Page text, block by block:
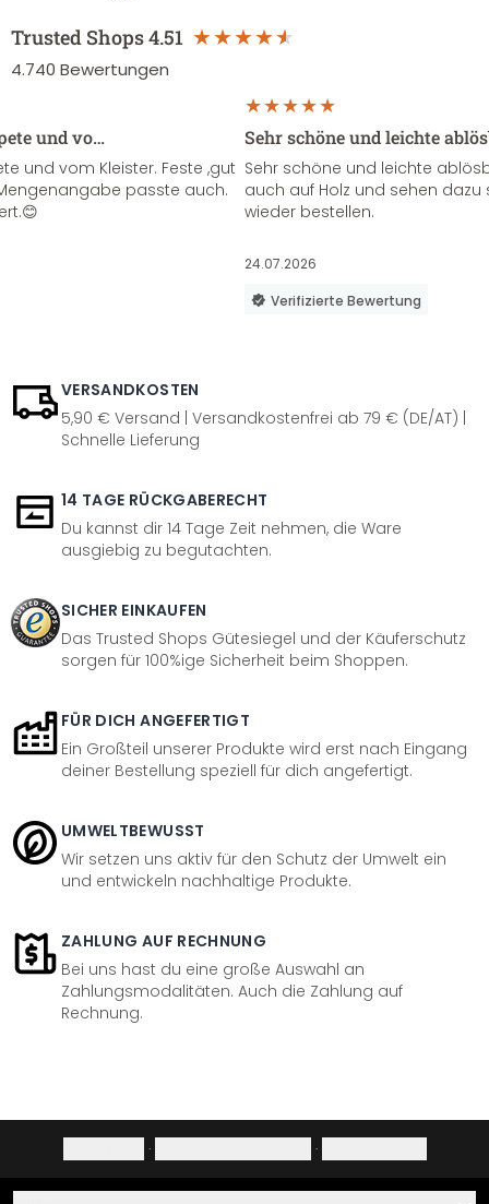
Trusted Shops4.51
4.740 Bewertungen
und vo…
und vom Kleister. Feste ,gut
passte auch.
Sehr schöne und leichte
Sehr schöne und leichte
auch auf Holz und sehen
wieder bestellen.
24.07.2026
Verifizierte Bewertung
VERSANDKOSTEN
5,90 € Versand | Versandkostenfrei ab 79 € (DE/AT) |
Schnelle Lieferung
14 TAGE RÜCKGABERECHT
Du kannst dir 14 Tage Zeit nehmen, die Ware
ausgiebig zu begutachten.
SICHER EINKAUFEN
Das Trusted Shops Gütesiegel und der Käuferschutz
sorgen für 100%ige Sicherheit beim Shoppen.
FÜR DICH ANGEFERTIGT
Ein Großteil unserer Produkte wird erst nach Eingang
deiner Bestellung speziell für dich angefertigt.
UMWELTBEWUSST
Wir setzen uns aktiv für den Schutz der Umwelt ein
und entwickeln nachhaltige Produkte.
ZAHLUNG AUF RECHNUNG
Bei uns hast du eine große Auswahl an
Zahlungsmodalitäten. Auch die Zahlung auf
Rechnung.
· ·